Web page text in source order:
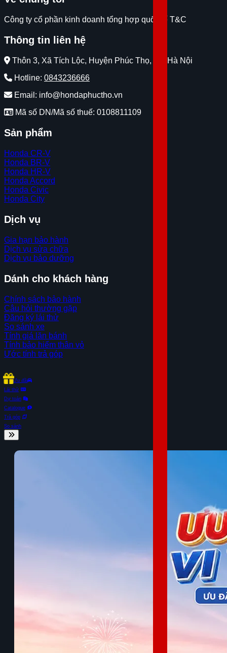
Công ty cổ phần kinh doanh tổng hợp quốc tế T&C
Thông tin liên hệ
Thôn 3, Xã Tích Lộc, Huyện Phúc Thọ, Tp. Hà Nội
Hotline: 0843236666
Email: info@hondaphuctho.vn
Mã số DN/Mã số thuế: 0108811109
Sản phẩm
Honda CR-V
Honda BR-V
Honda HR-V
Honda Accord
Honda Civic
Honda City
Dịch vụ
Gia hạn bảo hành
Dịch vụ sửa chữa
Dịch vụ bảo dưỡng
Dánh cho khách hàng
Chính sách bảo hành
Câu hỏi thường gặp
Đăng ký lái thử
So sánh xe
Tính giá lăn bánh
Tính bảo hiểm thân vỏ
Ước tính trả góp
Ưu đãi
Lái thử
Dự toán
Catalogue
Trả góp
So sánh